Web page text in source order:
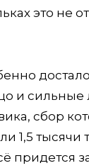
это не
и сильные
сбор
тысячи
придется